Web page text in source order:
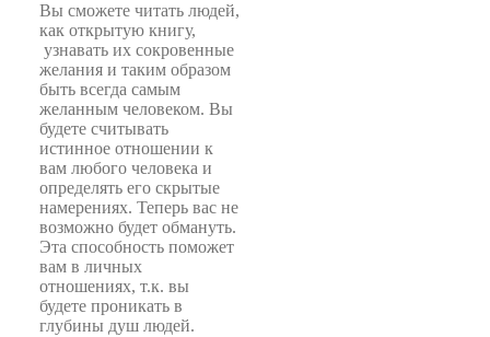
Вы сможете читать людей,
как открытую книгу,
узнавать их сокровенные
желания и таким образом
быть всегда самым
желанным человеком. Вы
будете считывать
истинное отношении к
вам любого человека и
определять его скрытые
намерениях. Теперь вас не
возможно будет обмануть.
Эта способность поможет
вам в личных
отношениях, т.к. вы
будете проникать в
глубины душ людей.